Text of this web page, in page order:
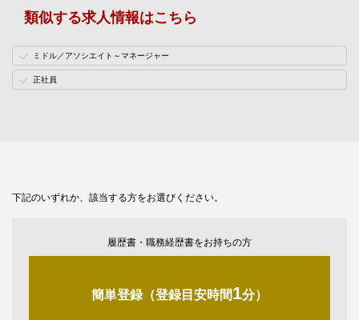
類似する求人情報はこちら
ミドル／アソシエイト～マネージャー
正社員
下記のいずれか、該当する方をお選びください。
履歴書・職務経歴書をお持ちの方
簡単登録（登録目安時間1分）